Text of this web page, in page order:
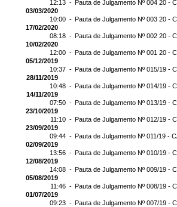
12:13 - Pauta de Julgamento Nº 004 20 -
03/03/2020
10:00 - Pauta de Julgamento Nº 003 20 -
17/02/2020
08:18 - Pauta de Julgamento Nº 002 20 -
10/02/2020
12:00 - Pauta de Julgamento Nº 001 20 -
05/12/2019
10:37 - Pauta de Julgamento Nº 015/19 -
28/11/2019
10:48 - Pauta de Julgamento Nº 014/19 -
14/11/2019
07:50 - Pauta de Julgamento Nº 013/19 -
23/10/2019
11:10 - Pauta de Julgamento Nº 012/19 -
23/09/2019
09:44 - Pauta de Julgamento Nº 011/19 -
02/09/2019
13:56 - Pauta de Julgamento Nº 010/19 -
12/08/2019
14:08 - Pauta de Julgamento Nº 009/19 -
05/08/2019
11:46 - Pauta de Julgamento Nº 008/19 -
01/07/2019
09:23 - Pauta de Julgamento Nº 007/19 -